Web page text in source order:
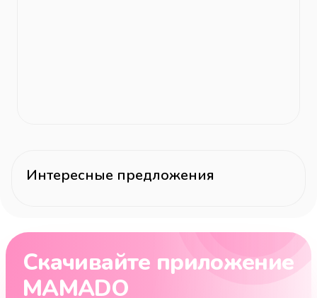
Интересные предложения
Скачивайте приложение
MAMADO